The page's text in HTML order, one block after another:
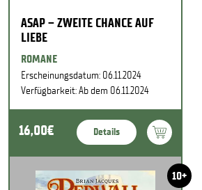
ASAP – ZWEITE CHANCE AUF
LIEBE
ROMANE
Erscheinungsdatum: 06.11.2024
Verfügbarkeit: Ab dem 06.11.2024
16,00€ Details
10+